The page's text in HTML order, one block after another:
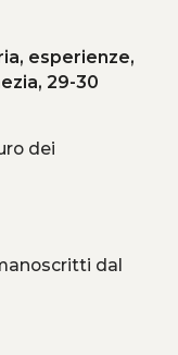
esperienze,
29-30
dei
dal